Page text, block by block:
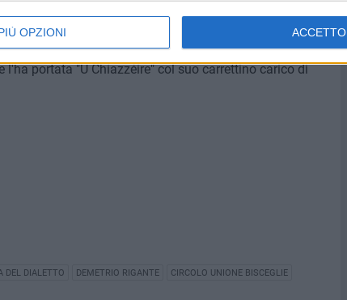
OPZIONI ACCETTO
consultazioni a ogni cittadino. L'intervento del sindaco
ormai la Giornata Nazionale dedicata al dialetto sia
portata "U Chiazzéire" col suo carrettino carico di
DEL DIALETTO DEMETRIO RIGANTE CIRCOLO UNIONE BISCEGLIE